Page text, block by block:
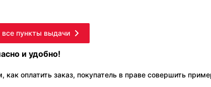
пункты выдачи
и удобно!
как оплатить заказ, покупатель в праве совершить